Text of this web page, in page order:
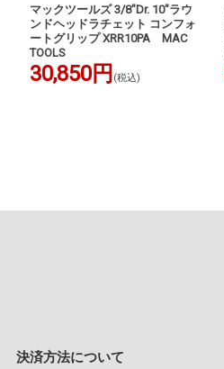
マックツールズ 3/8"Dr. 10"ラウ
ンドヘッドラチェット コンフォ
ートグリップ XRR10PA MAC
TOOLS
30,850円 (税込)
決済方法について